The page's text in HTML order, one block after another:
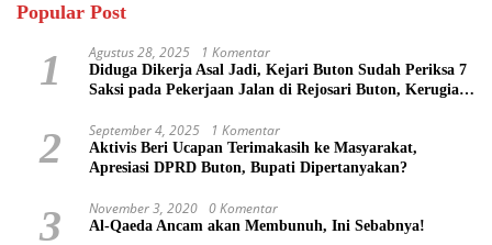
Popular Post
1 Agustus 28, 2025 1 Komentar
Diduga Dikerja Asal Jadi, Kejari Buton Sudah Periksa 7
Saksi pada Pekerjaan Jalan di Rejosari Buton, Kerugian
2 September 4, 2025 1 Komentar
Aktivis Beri Ucapan Terimakasih ke Masyarakat,
Apresiasi DPRD Buton, Bupati Dipertanyakan?
3 November 3, 2020 0 Komentar
Al-Qaeda Ancam akan Membunuh, Ini Sebabnya!